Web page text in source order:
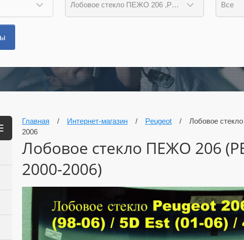
Лобовое стекло ПЕЖО 206 ,PEUGEOT 206 2000-2006 Все
Главная / Интернет-магазин / Peugeot / Лобовое
2006
Лобовое стекло ПЕЖО 206
2000-2006)